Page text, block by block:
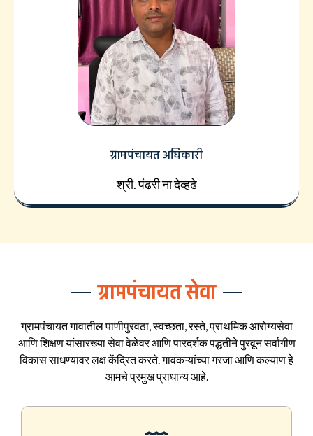
ग्रामपंचायत अधिकारी
श्री. पंढरी ना देव्हढे
ग्रामपंचायत सेवा
ग्रामपंचायत गावातील पाणीपुरवठा, स्वच्छता, रस्ते, प्राथमिक आरोग्यसेवा
आणि शिक्षण यांसारख्या सेवा वेळेवर आणि पारदर्शक पद्धतीने पुरवून सर्वांगीण
विकास साधण्यावर लक्ष केंद्रित करते. गावकऱ्यांच्या गरजा आणि कल्याण हे
आमचे प्रमुख प्राधान्य आहे.